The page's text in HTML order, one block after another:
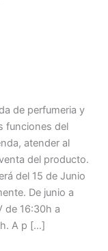
de perfumeria y
funciones del
atender al
del producto.
del 15 de Junio
De junio a
de 16:30h a
A p […]